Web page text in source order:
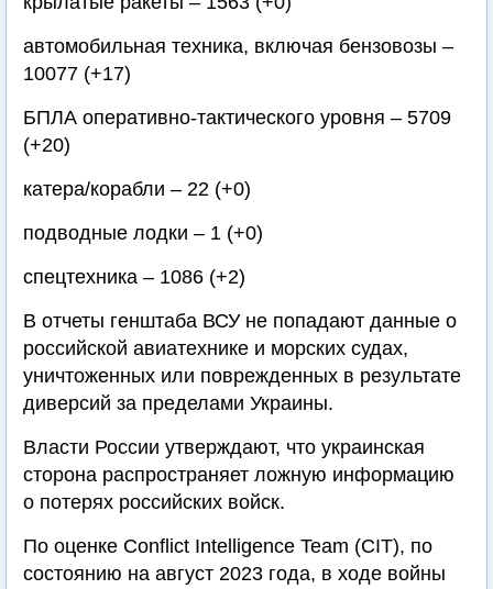
автомобильная техника, включая бензовозы –
10077 (+17)
БПЛА оперативно-тактического уровня – 5709
(+20)
катера/корабли – 22 (+0)
подводные лодки – 1 (+0)
спецтехника – 1086 (+2)
В отчеты генштаба ВСУ не попадают данные о
российской авиатехнике и морских судах,
уничтоженных или поврежденных в результате
диверсий за пределами Украины.
Власти России утверждают, что украинская
сторона распространяет ложную информацию
о потерях российских войск.
По оценке Conflict Intelligence Team (CIT), по
состоянию на август 2023 года, в ходе войны